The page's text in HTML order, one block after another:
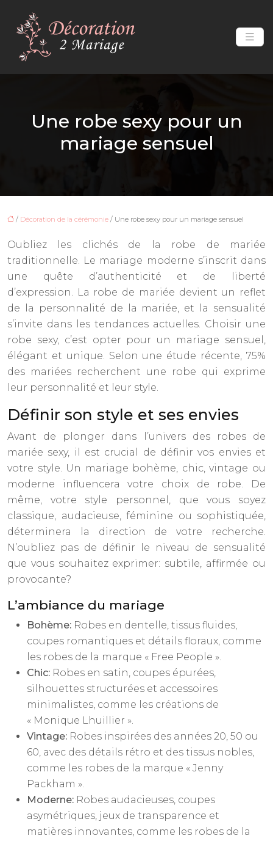
Une robe sexy pour un
mariage sensuel
/ Décoration de la cérémonie / Une robe sexy pour un mariage sensuel
Oubliez les clichés de la robe de mariée
traditionnelle. Le mariage moderne s’inscrit dans
une quête d’authenticité et de liberté
d’expression. La robe de mariée devient un reflet
de la personnalité de la mariée, et la sensualité
s’invite dans les tendances actuelles. Choisir une
robe sexy, c’est opter pour un mariage sensuel,
élégant et unique. Selon une étude récente, 75%
des mariées recherchent une robe qui exprime
leur personnalité et leur style.
Définir son style et ses envies
Avant de plonger dans l’univers des robes de
mariée sexy, il est crucial de définir vos envies et
votre style. Un mariage bohème, chic, vintage ou
moderne influencera votre choix de robe. De
même, votre style personnel, que vous soyez
classique, audacieuse, féminine ou sophistiquée,
déterminera la direction de votre recherche.
N’oubliez pas de définir le niveau de sensualité
que vous souhaitez exprimer: subtile, affirmée ou
provocante?
L’ambiance du mariage
Bohème: Robes en dentelle, tissus fluides,
coupes romantiques et détails floraux, comme
les robes de la marque « Free People ».
Chic: Robes en satin, coupes épurées,
silhouettes structurées et accessoires
minimalistes, comme les créations de
« Monique Lhuillier ».
Vintage: Robes inspirées des années 20, 50 ou
60, avec des détails rétro et des tissus nobles,
comme les robes de la marque « Jenny
Packham ».
Moderne: Robes audacieuses, coupes
asymétriques, jeux de transparence et
matières innovantes, comme les robes de la